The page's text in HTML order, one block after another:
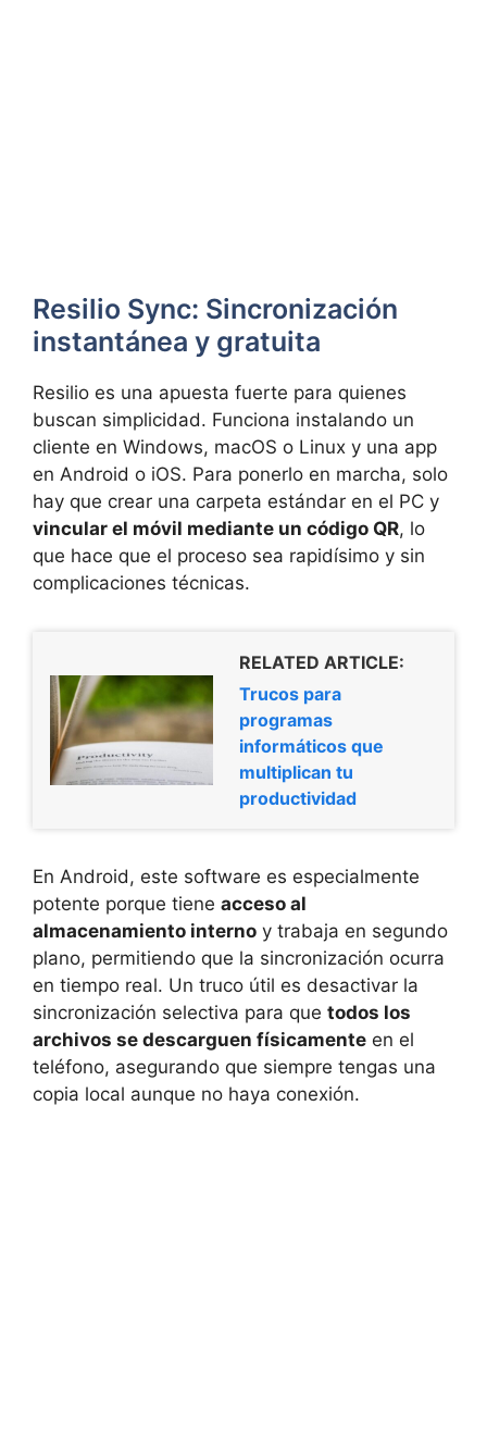
Resilio Sync: Sincronización
instantánea y gratuita
Resilio es una apuesta fuerte para quienes
buscan simplicidad. Funciona instalando un
cliente en Windows, macOS o Linux y una app
en Android o iOS. Para ponerlo en marcha, solo
hay que crear una carpeta estándar en el PC y
vincular el móvil mediante un código QR, lo
que hace que el proceso sea rapidísimo y sin
complicaciones técnicas.
RELATED ARTICLE:
Trucos para
programas
informáticos que
multiplican tu
productividad
En Android, este software es especialmente
potente porque tiene acceso al
almacenamiento interno y trabaja en segundo
plano, permitiendo que la sincronización ocurra
en tiempo real. Un truco útil es desactivar la
sincronización selectiva para que todos los
archivos se descarguen físicamente en el
teléfono, asegurando que siempre tengas una
copia local aunque no haya conexión.